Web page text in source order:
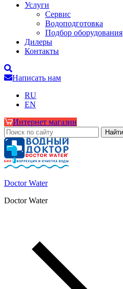
Услуги
Сервис
Водоподготовка
Подбор оборудования
Дилеры
Контакты
Написать нам
RU
EN
Интернет магазин
Doctor Water
Doctor Water